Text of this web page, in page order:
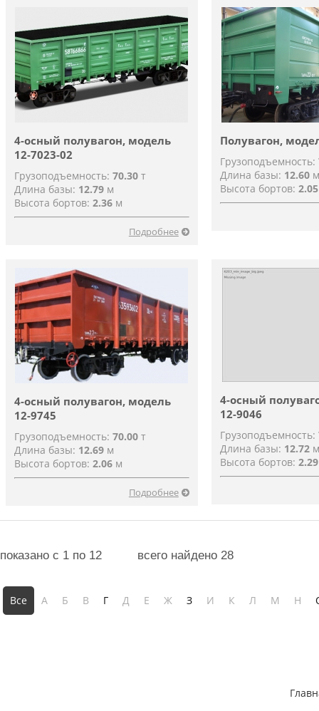
4-осный полувагон, модель
12-7023-02
Грузоподъемность: 70.30т
Длина базы: 12.79м
Высота бортов: 2.36м
Подробнее
Полувагон,
Грузоподъемность:
Длина базы: 12.60
Высота бортов:2.05
4-осный полувагон, модель
12-9745
Грузоподъемность: 70.00т
Длина базы: 12.69м
Высота бортов: 2.06м
Подробнее
4-осный
12-9046
Грузоподъемность:
Длина базы: 12.72
Высота бортов:2.29
показано c 1 по 12 всего найдено 28
Все А Б В Г Д Е Ж З И К Л М Н